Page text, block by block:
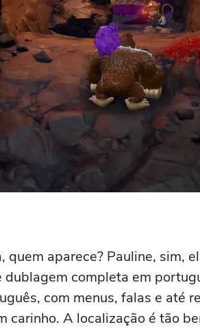
quem aparece? Pauline, sim,
completa em
com menus, falas e até
carinho. A localização é tão